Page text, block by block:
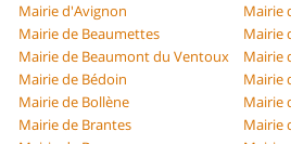
Mairie d'Avignon
Mairie
Mairie de Beaumettes
Mairie
Mairie de Beaumont du Ventoux
Mairie
Mairie de Bédoin
Mairie
Mairie de Bollène
Mairie
Mairie de Brantes
Mairie